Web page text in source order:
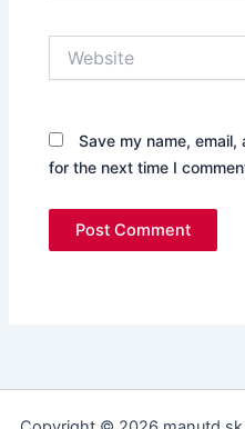
Save my name,
for the next time I